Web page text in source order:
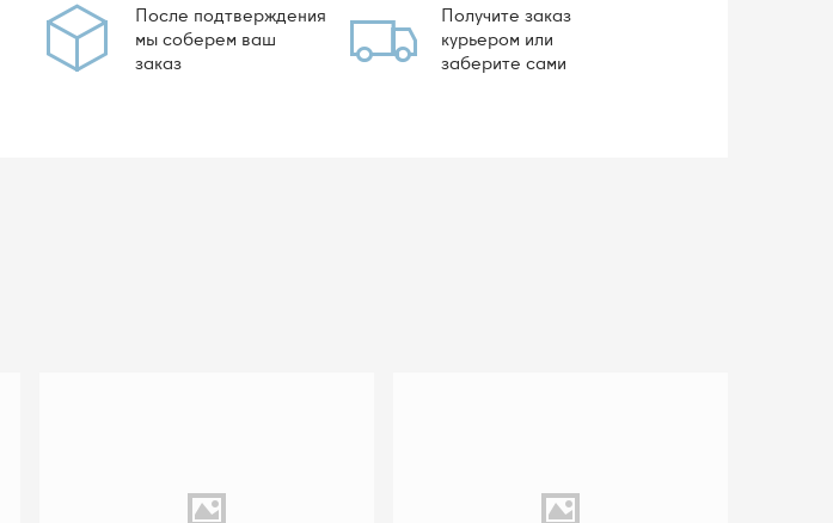
После подтверждения
мы соберем ваш
заказ
Получите заказ
курьером или
заберите сами